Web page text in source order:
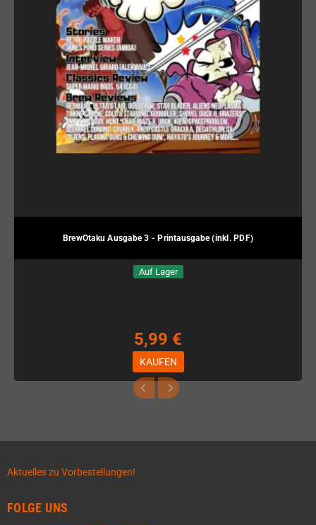
BrewOtaku Ausgabe 3 - Printausgabe (inkl. PDF)
Auf Lager
5,99 €
KAUFEN
Aktuelles zu Vorbestellungen!
FOLGE UNS